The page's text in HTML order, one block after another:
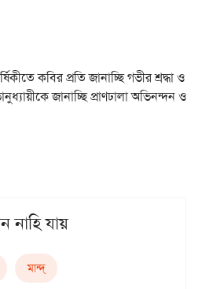
কবির প্রতি জানাচ্ছি গভীর শ্রদ্ধা ও
জানাচ্ছি প্রাণঢালা অভিনন্দন ও
নাহি যায়
মান্দ্‌